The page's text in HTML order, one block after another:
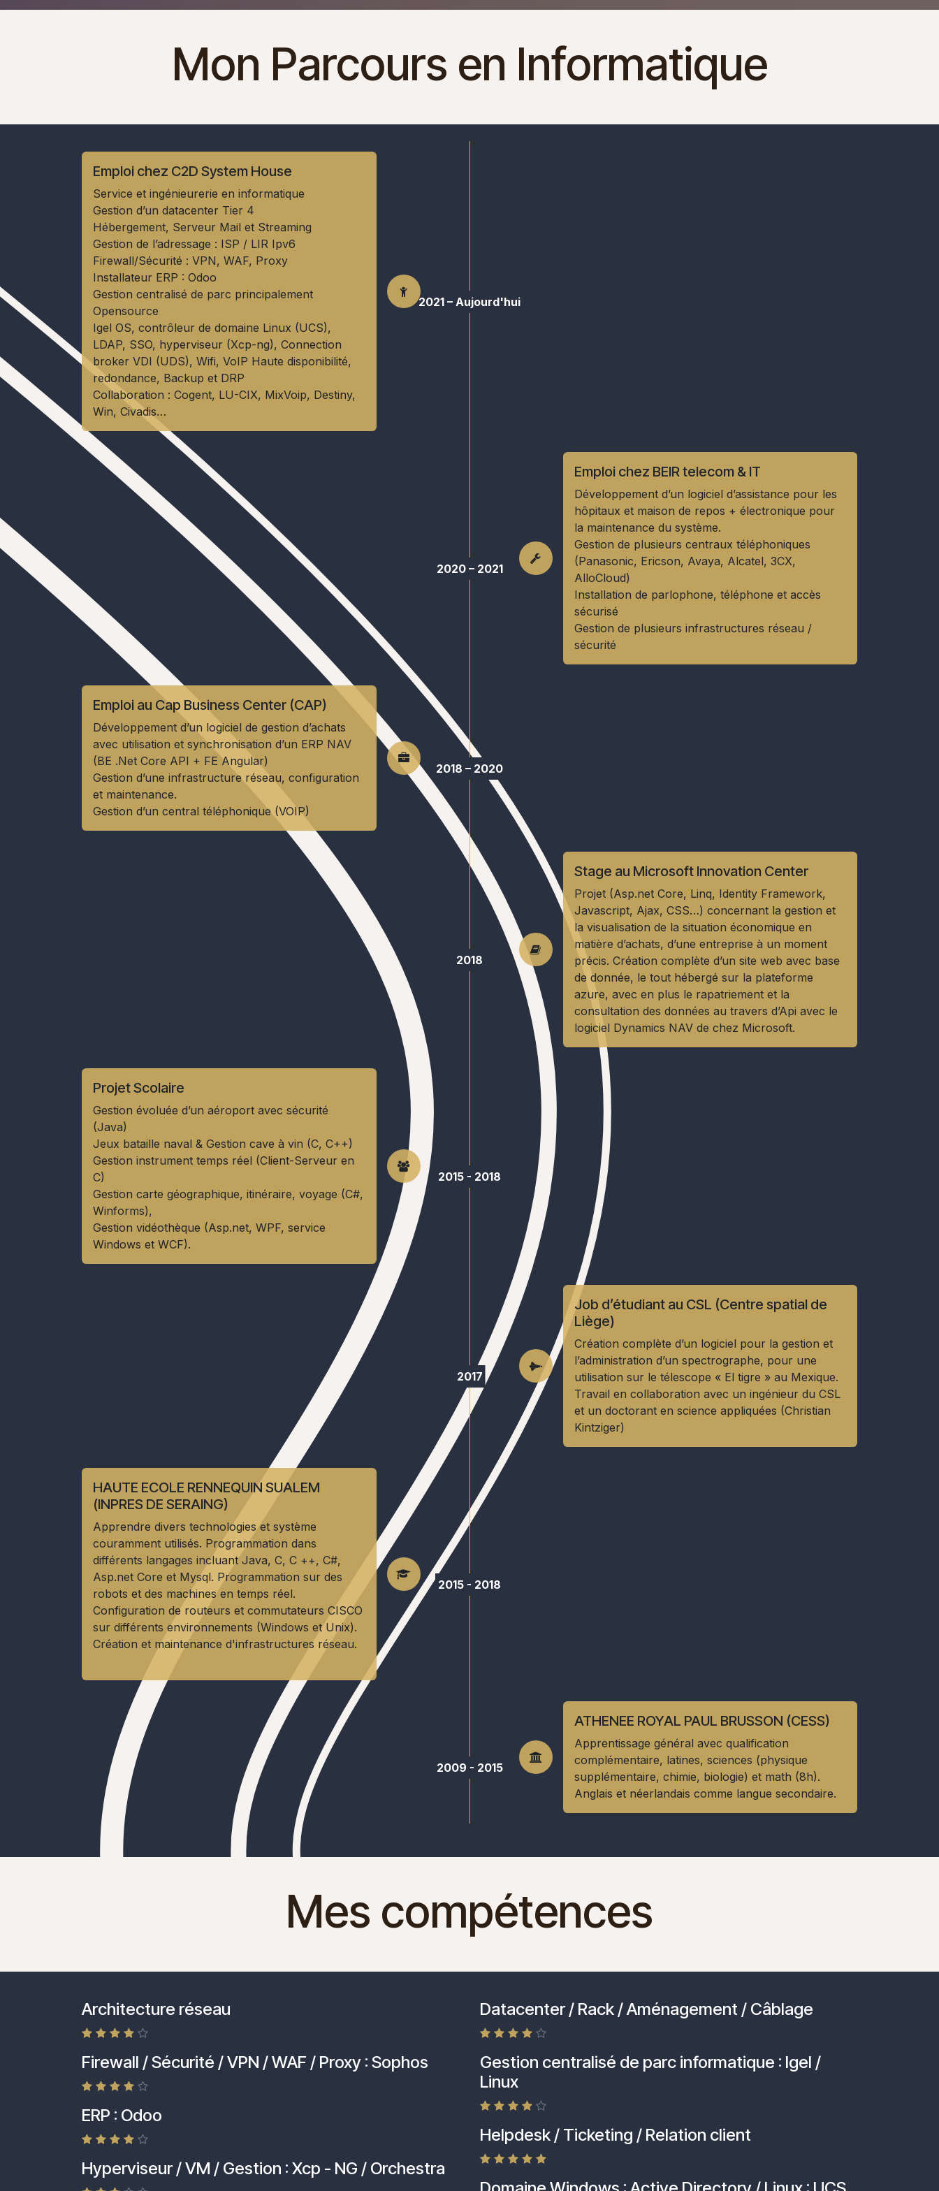
Mon Parcours en Informatique
2021 – Aujourd'hui
Emploi chez C2D System House
Service et ingénieurerie en informatique
Gestion d’un datacenter Tier 4
Hébergement, Serveur Mail et Streaming
Gestion de l’adressage : ISP / LIR Ipv6
Firewall/Sécurité : VPN, WAF, Proxy
Installateur ERP : Odoo
Gestion centralisé de parc principalement
Opensource
Igel OS, contrôleur de domaine Linux (UCS),
LDAP, SSO, hyperviseur (Xcp-ng), Connection
broker VDI (UDS), Wifi, VoIP Haute disponibilité,
redondance, Backup et DRP
Collaboration : Cogent, LU-CIX, MixVoip, Destiny,
Win, Civadis…
2020 – 2021
Emploi chez BEIR telecom & IT
Développement d’un logiciel d’assistance pour les
hôpitaux et maison de repos + électronique pour
la maintenance du système.
Gestion de plusieurs centraux téléphoniques
(Panasonic, Ericson, Avaya, Alcatel, 3CX,
AlloCloud)
Installation de parlophone, téléphone et accès
sécurisé
Gestion de plusieurs infrastructures réseau /
sécurité
2018 – 2020
Emploi au Cap Business Center (CAP)
Développement d’un logiciel de gestion d’achats
avec utilisation et synchronisation d’un ERP NAV
(BE .Net Core API + FE Angular)
Gestion d’une infrastructure réseau, configuration
et maintenance.
Gestion d’un central téléphonique (VOIP)
2018
Stage au Microsoft Innovation Center
Projet (Asp.net Core, Linq, Identity Framework,
Javascript, Ajax, CSS…) concernant la gestion et
la visualisation de la situation économique en
matière d’achats, d’une entreprise à un moment
précis. Création complète d’un site web avec base
de donnée, le tout hébergé sur la plateforme
azure, avec en plus le rapatriement et la
consultation des données au travers d’Api avec le
logiciel Dynamics NAV de chez Microsoft.
2015 - 2018
Projet Scolaire
Gestion évoluée d’un aéroport avec sécurité
(Java)
Jeux bataille naval & Gestion cave à vin (C, C++)
Gestion instrument temps réel (Client-Serveur en
C)
Gestion carte géographique, itinéraire, voyage (C#,
Winforms),
Gestion vidéothèque (Asp.net, WPF, service
Windows et WCF).
2017
Job d’étudiant au CSL (Centre spatial de
Liège)
Création complète d’un logiciel pour la gestion et
l’administration d’un spectrographe, pour une
utilisation sur le télescope « El tigre » au Mexique.
Travail en collaboration avec un ingénieur du CSL
et un doctorant en science appliquées (Christian
Kintziger)
2015 - 2018
HAUTE ECOLE RENNEQUIN SUALEM
(INPRES DE SERAING)
Apprendre divers technologies et système
couramment utilisés. Programmation dans
différents langages incluant Java, C, C ++, C#,
Asp.net Core et Mysql. Programmation sur des
robots et des machines en temps réel.
Configuration de routeurs et commutateurs CISCO
sur différents environnements (Windows et Unix).
Création et maintenance d'infrastructures réseau.
2009 - 2015
ATHENEE ROYAL PAUL BRUSSON (CESS)
Apprentissage général avec qualification
complémentaire, latines, sciences (physique
supplémentaire, chimie, biologie) et math (8h).
Anglais et néerlandais comme langue secondaire.
Mes compétences
Architecture réseau
Firewall / Sécurité / VPN / WAF / Proxy : Sophos
ERP : Odoo
Hyperviseur / VM / Gestion : Xcp - NG / Orchestra
Datacenter / Rack / Aménagement / Câblage
Gestion centralisé de parc informatique : Igel /
Linux
Helpdesk / Ticketing / Relation client